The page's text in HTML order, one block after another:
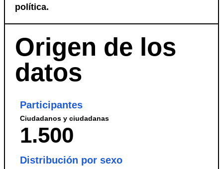
política.
Origen de los
datos
Participantes
Ciudadanos y ciudadanas
1.500
Distribución por sexo